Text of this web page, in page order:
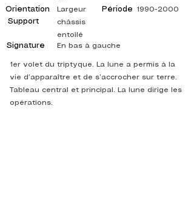
Orientation
Support
Signature
Période
Largeur
châssis
entoilé
En bas à gauche
1990-2000
1er volet du triptyque. La lune a permis à la
vie d’apparaître et de s’accrocher sur terre.
Tableau central et principal. La lune dirige les
opérations.